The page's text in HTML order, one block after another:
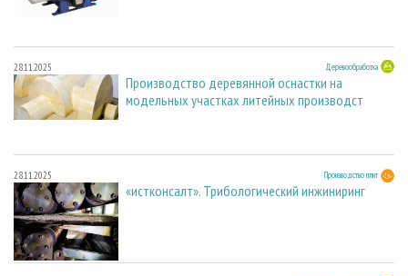
28.11.2025 Деревообработка
Производство деревянной оснастки на
модельных участках литейных производст
28.11.2025 Производство плит
«истконсалт». Трибологический инжиниринг